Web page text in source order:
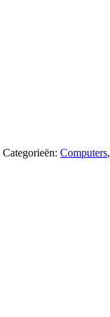
Categorieën: Computers,